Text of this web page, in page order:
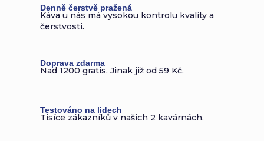
Denně čerstvě pražená
Káva u nás má vysokou kontrolu kvality a
čerstvosti.
Doprava zdarma
Nad 1200 gratis. Jinak již od 59 Kč.
Testováno na lidech
Tisíce zákazníků v našich 2 kavárnách.